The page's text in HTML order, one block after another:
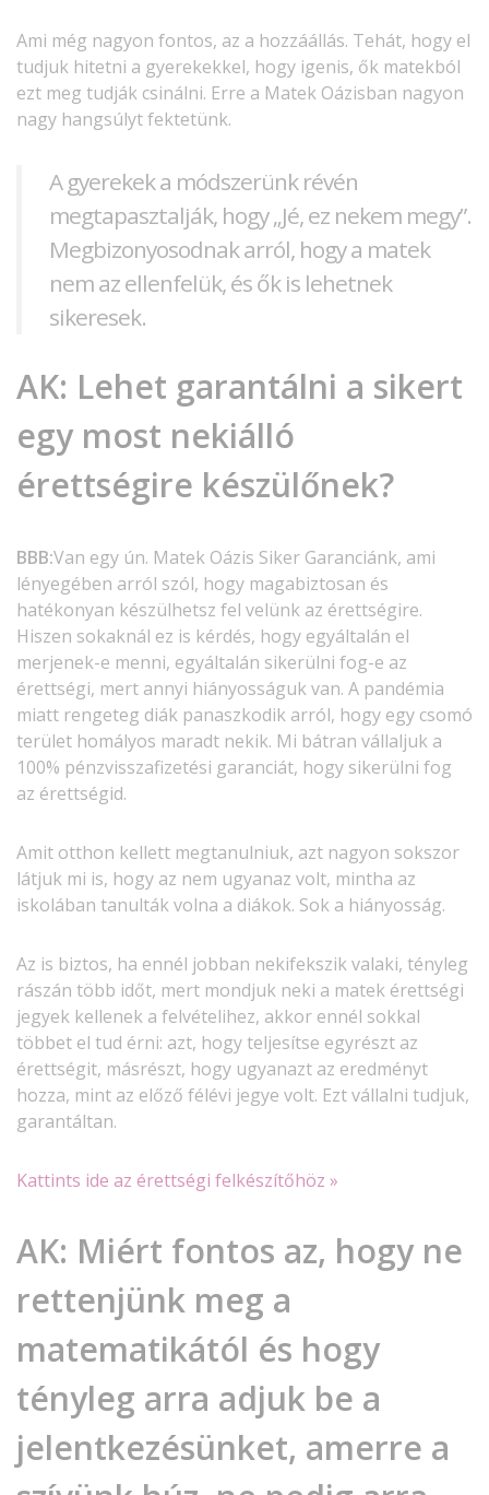
Ami még nagyon fontos, az a hozzáállás. Tehát, hogy el
tudjuk hitetni a gyerekekkel, hogy igenis, ők matekból
ezt meg tudják csinálni. Erre a Matek Oázisban nagyon
nagy hangsúlyt fektetünk.
A gyerekek a módszerünk révén
megtapasztalják, hogy „Jé, ez nekem megy”.
Megbizonyosodnak arról, hogy a matek
nem az ellenfelük, és ők is lehetnek
sikeresek.
AK: Lehet garantálni a sikert
egy most nekiálló
érettségire készülőnek?
BBB:Van egy ún. Matek Oázis Siker Garanciánk, ami
lényegében arról szól, hogy magabiztosan és
hatékonyan készülhetsz fel velünk az érettségire.
Hiszen sokaknál ez is kérdés, hogy egyáltalán el
merjenek-e menni, egyáltalán sikerülni fog-e az
érettségi, mert annyi hiányosságuk van. A pandémia
miatt rengeteg diák panaszkodik arról, hogy egy csomó
terület homályos maradt nekik. Mi bátran vállaljuk a
100% pénzvisszafizetési garanciát, hogy sikerülni fog
az érettségid.
Amit otthon kellett megtanulniuk, azt nagyon sokszor
látjuk mi is, hogy az nem ugyanaz volt, mintha az
iskolában tanulták volna a diákok. Sok a hiányosság.
Az is biztos, ha ennél jobban nekifekszik valaki, tényleg
rászán több időt, mert mondjuk neki a matek érettségi
jegyek kellenek a felvételihez, akkor ennél sokkal
többet el tud érni: azt, hogy teljesítse egyrészt az
érettségit, másrészt, hogy ugyanazt az eredményt
hozza, mint az előző félévi jegye volt. Ezt vállalni tudjuk,
garantáltan.
Kattints ide az érettségi felkészítőhöz »
AK: Miért fontos az, hogy ne
rettenjünk meg a
matematikától és hogy
tényleg arra adjuk be a
jelentkezésünket, amerre a